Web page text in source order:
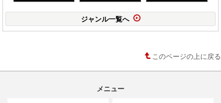
ジャンル一覧へ
このページの上に戻る
メニュー